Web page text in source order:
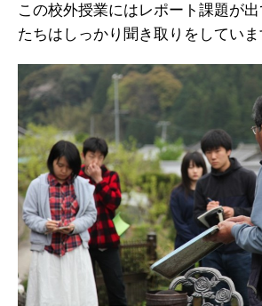
この校外授業にはレポート課題が
たちはしっかり聞き取りをしていま